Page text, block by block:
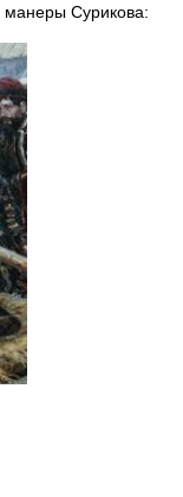
манеры Сурикова: